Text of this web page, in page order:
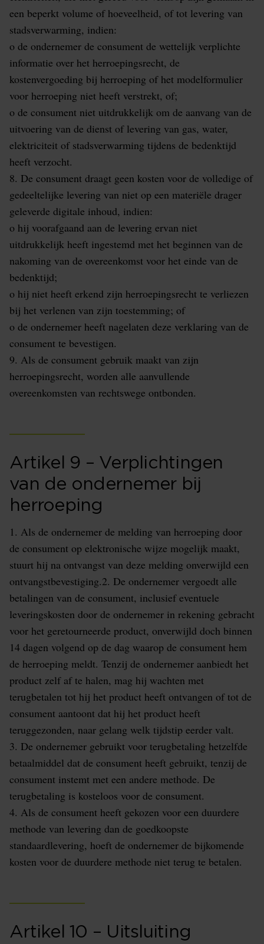
een beperkt volume of hoeveelheid, of tot levering van
stadsverwarming, indien:
o de ondernemer de consument de wettelijk verplichte
informatie over het herroepingsrecht, de
kostenvergoeding bij herroeping of het modelformulier
voor herroeping niet heeft verstrekt, of;
o de consument niet uitdrukkelijk om de aanvang van de
uitvoering van de dienst of levering van gas, water,
elektriciteit of stadsverwarming tijdens de bedenktijd
heeft verzocht.
8. De consument draagt geen kosten voor de volledige of
gedeeltelijke levering van niet op een materiële drager
geleverde digitale inhoud, indien:
o hij voorafgaand aan de levering ervan niet
uitdrukkelijk heeft ingestemd met het beginnen van de
nakoming van de overeenkomst voor het einde van de
bedenktijd;
o hij niet heeft erkend zijn herroepingsrecht te verliezen
bij het verlenen van zijn toestemming; of
o de ondernemer heeft nagelaten deze verklaring van de
consument te bevestigen.
9. Als de consument gebruik maakt van zijn
herroepingsrecht, worden alle aanvullende
overeenkomsten van rechtswege ontbonden.
Artikel 9 – Verplichtingen
van de ondernemer bij
herroeping
1. Als de ondernemer de melding van herroeping door
de consument op elektronische wijze mogelijk maakt,
stuurt hij na ontvangst van deze melding onverwijld een
ontvangstbevestiging.2. De ondernemer vergoedt alle
betalingen van de consument, inclusief eventuele
leveringskosten door de ondernemer in rekening gebracht
voor het geretourneerde product, onverwijld doch binnen
14 dagen volgend op de dag waarop de consument hem
de herroeping meldt. Tenzij de ondernemer aanbiedt het
product zelf af te halen, mag hij wachten met
terugbetalen tot hij het product heeft ontvangen of tot de
consument aantoont dat hij het product heeft
teruggezonden, naar gelang welk tijdstip eerder valt.
3. De ondernemer gebruikt voor terugbetaling hetzelfde
betaalmiddel dat de consument heeft gebruikt, tenzij de
consument instemt met een andere methode. De
terugbetaling is kosteloos voor de consument.
4. Als de consument heeft gekozen voor een duurdere
methode van levering dan de goedkoopste
standaardlevering, hoeft de ondernemer de bijkomende
kosten voor de duurdere methode niet terug te betalen.
Artikel 10 – Uitsluiting